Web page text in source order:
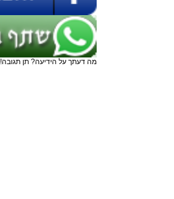
מה דעתך על הידיעה? תן תגובה!